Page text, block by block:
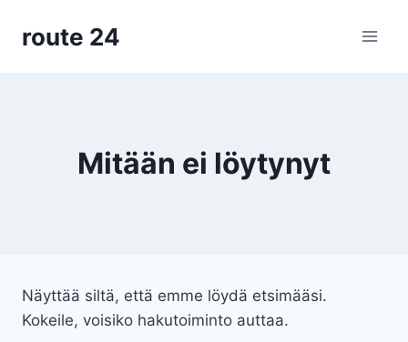
sisältöön
route 24
Mitään ei löytynyt
Näyttää siltä, että emme löydä etsimääsi.
Kokeile, voisiko hakutoiminto auttaa.